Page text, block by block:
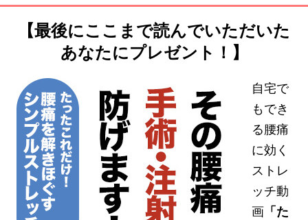
【最後にここまで読んでいただいた
あなたにプレゼント！】
自宅で
もでき
る腰痛
に効く
ストレ
ッチ動
画 「た